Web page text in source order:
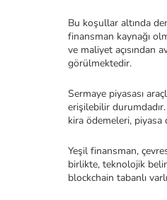
Bu koşullar altında
finansman kaynağı
ve maliyet açısından
görülmektedir.
Sermaye piyasası
erişilebilir
kira ödemeleri, piyasa
Yeşil finansman,
birlikte, teknolojik
blockchain tabanlı